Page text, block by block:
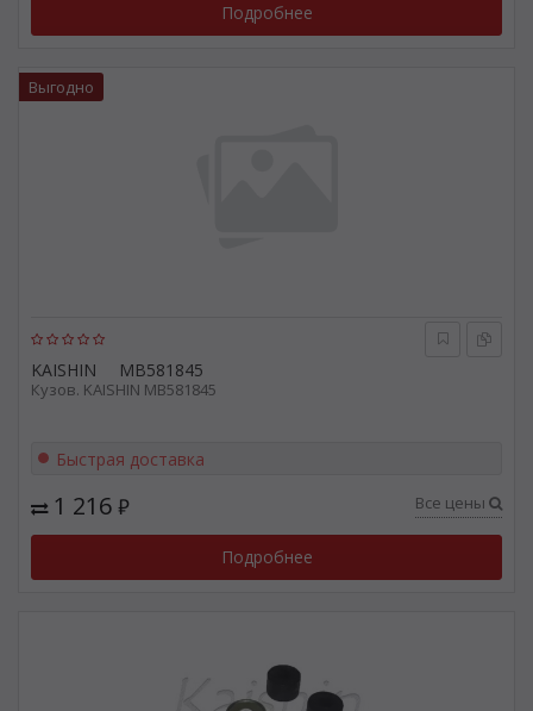
Подробнее
KAISHIN MB581845
Кузов. KAISHIN MB581845
Выгодно
Быстрая доставка
1 216 ₽ Все цены
Подробнее